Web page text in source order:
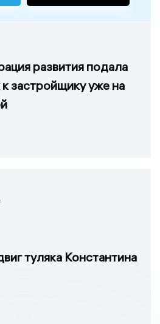
развития подала
застройщику уже на
туляка Константина